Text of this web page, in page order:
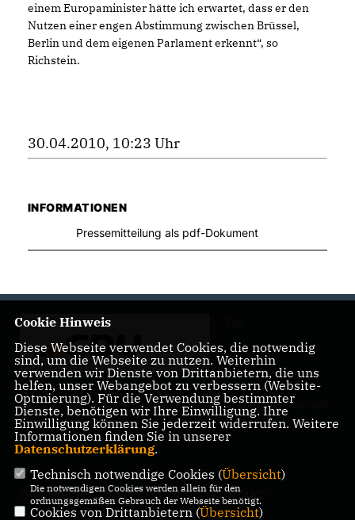
einem Europaminister hätte ich erwartet, dass er den
Nutzen einer engen Abstimmung zwischen Brüssel,
Berlin und dem eigenen Parlament erkennt“, so
Richstein.
30.04.2010, 10:23 Uhr
INFORMATIONEN
Pressemitteilung als pdf-Dokument
Landtagsabgeordnete Barbara Richstein präsentiert sich und
ihre politischen Ziele.
IMPRESSUM DATENSCHUTZ KONTAKT
Cookie Hinweis
Diese Webseite verwendet Cookies, die notwendig
sind, um die Webseite zu nutzen. Weiterhin
verwenden wir Dienste von Drittanbietern, die uns
helfen, unser Webangebot zu verbessern (Website-
Optmierung). Für die Verwendung bestimmter
Dienste, benötigen wir Ihre Einwilligung. Ihre
Einwilligung können Sie jederzeit widerrufen. Weitere
Informationen finden Sie in unserer
Datenschutzerklärung.
Technisch notwendige Cookies (Übersicht)
Die notwendigen Cookies werden allein für den
ordnungsgemäßen Gebrauch der Webseite benötigt.
Cookies von Drittanbietern (Übersicht)